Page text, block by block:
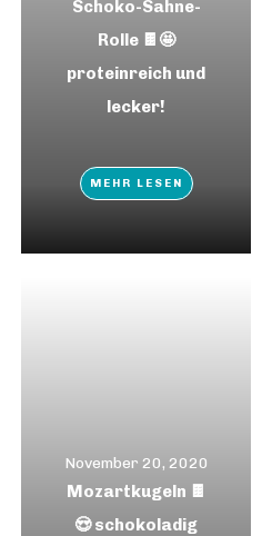
Schoko-Sahne-
Rolle 🍫🤩
proteinreich und
lecker!
MEHR LESEN
November 20, 2020
Mozartkugeln 🍫
😍 schokoladig